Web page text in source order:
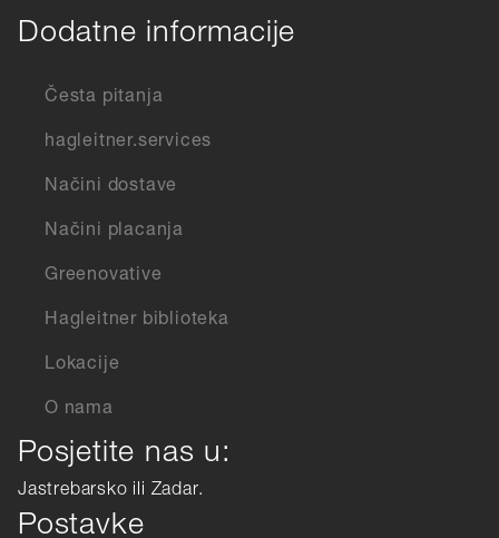
Dodatne informacije
Česta pitanja
hagleitner.services
Načini dostave
Načini placanja
Greenovative
Hagleitner biblioteka
Lokacije
O nama
Posjetite nas u:
Jastrebarsko ili Zadar.
Postavke